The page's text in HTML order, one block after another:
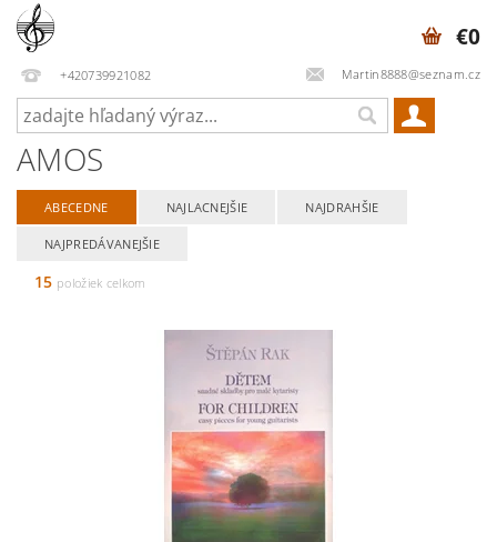
+420739921082 Martin8888@seznam.cz
€0
AMOS
ABECEDNE NAJLACNEJŠIE NAJDRAHŠIE
NAJPREDÁVANEJŠIE
15 položiek celkom